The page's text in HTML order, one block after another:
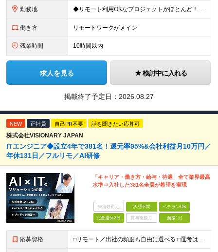
勤務地 ◆リモート利用OKなプロジェクトがほとんど！ ◆フルリモート（完全在宅）OKなプロジェクトも！ ◆週休3日の案件もあり！ ☆★全国で採用中★☆ 本社（東京都港区）または 全国47都道府県の プロジェ
働き方 リモートワークがメイン
残業時間 10時間以内
求人を見る 検討中に入れる
掲載終了予定日： 2026.08.27
NEW 正社員 自己PR不要 話を聞きたい応募可
株式会社VISIONARY JAPAN
ITエンジニア◆設立4年で381名！還元率95%&会社利益月10万円／
年休131日／フルリモ／AI研修
「キャリア・働き方・給与・待遇」全て業界最高
水準⇒入社した381名全員が希望を実現
未経験歓迎 学歴不問 ベテランOK
完全週休2日 賞与複数月 面接1回
応募資格 □リモート／出社の頻度も自由に選べる □選考は役員とWeb面談1回のみ □学歴不問／第二新卒歓迎／ブランクOK 【応募条件】 ◎ITエンジニアの実務経験1年以上をお持ちの方 └言語・業界・ジャンル不